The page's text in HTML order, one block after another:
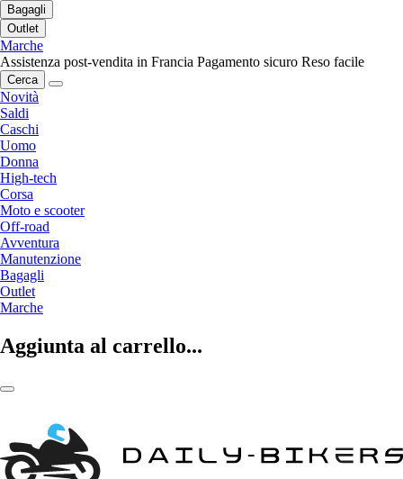
Bagagli
Outlet
Marche
Assistenza post-vendita in Francia Pagamento sicuro Reso facile
Cerca
Novità
Saldi
Caschi
Uomo
Donna
High-tech
Corsa
Moto e scooter
Off-road
Avventura
Manutenzione
Bagagli
Outlet
Marche
Aggiunta al carrello...